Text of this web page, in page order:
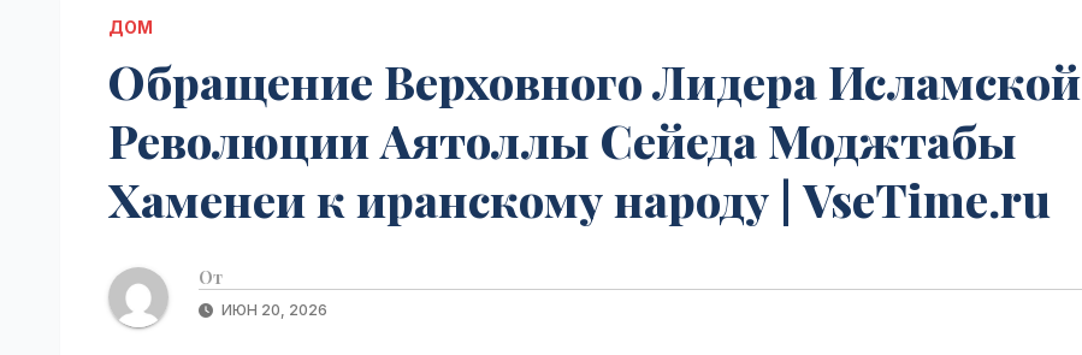
ДОМ
Обращение Верховного Лидера Исламской
Революции Аятоллы Сейеда Моджтабы
Хаменеи к иранскому народу | VseTime.ru
От
ИЮН 20, 2026